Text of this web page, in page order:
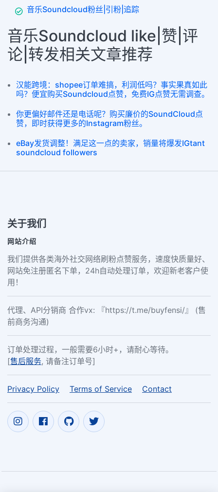
音乐Soundcloud粉丝|引粉|追踪
音乐Soundcloud like|赞|评
论|转发相关文章推荐
汉能跨境：shopee订单难搞，利润低吗？事实果真如此
吗？便宜购买Soundcloud点赞，免费IG点赞无需调查。
你更偏好邮件还是电话呢？购买廉价的SoundCloud点
赞，即时获得更多的Instagram粉丝。
eBay发货调整！满足这一点的卖家，销量将爆发IGtant
soundcloud followers
关于我们
网站介绍
我们提供各类海外社交网络刷粉点赞服务，速度快质量好、
网站免注册匿名下单，24h自动处理订单，欢迎新老客户使
用！
代理、API分销商 合作vx: 『https://t.me/buyfensi/』 (售
前商务沟通)
订单处理过程，一般需要6小时+，请耐心等待。
[售后服务, 请备注订单号]
Privacy Policy Terms of Service Contact